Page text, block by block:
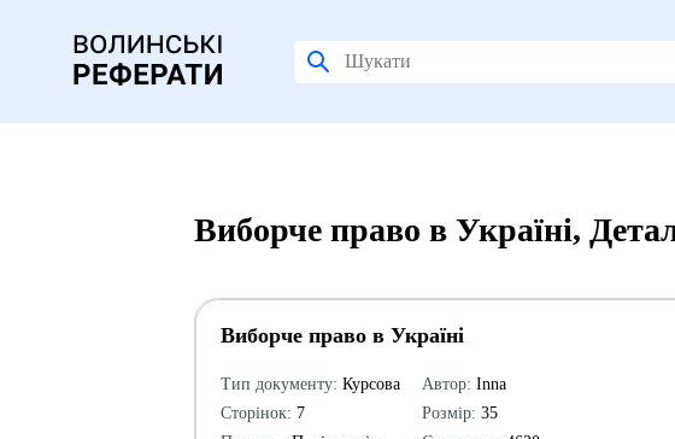
Виборче право в Україні,
Виборче право в Україні
Тип документу: Курсова
Сторінок: 7
Автор: Inna
Розмір: 35